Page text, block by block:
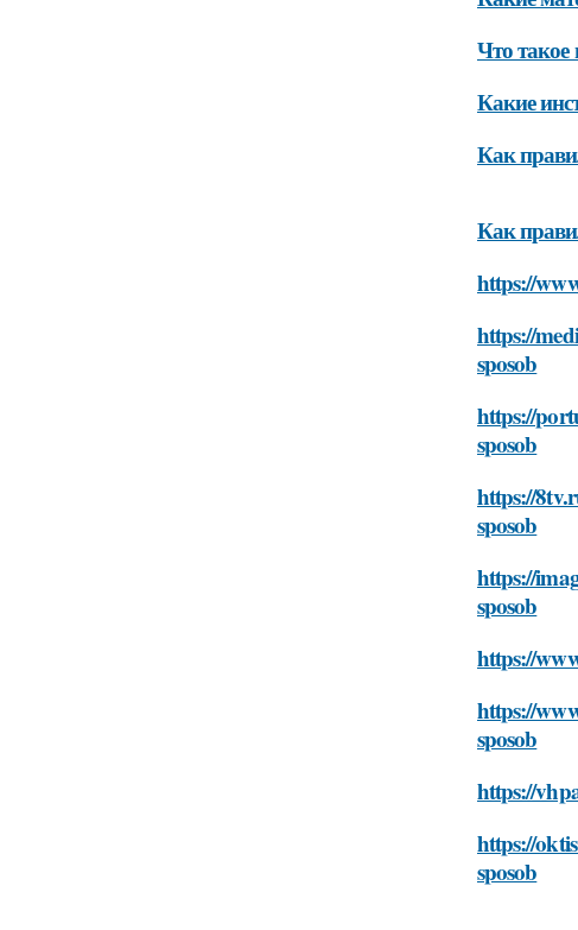
Что
Какие
Как
Как
https://
https://
sposob
https://
sposob
https://
sposob
https://
sposob
https://
https://
sposob
https://
https://
sposob